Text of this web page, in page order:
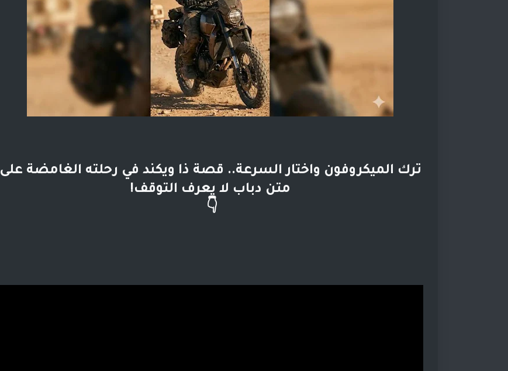
ترك الميكروفون واختار السرعة.. قصة ذا ويكند في رحلته الغامضة على
متن دباب لا يعرف التوقف!
👇